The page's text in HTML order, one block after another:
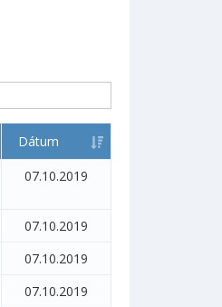
Dátum
07.10.2019
07.10.2019
07.10.2019
07.10.2019